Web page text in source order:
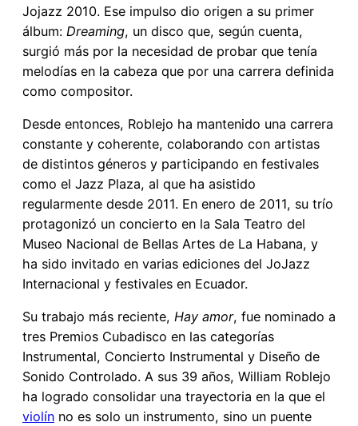
Jojazz 2010. Ese impulso dio origen a su primer
álbum: Dreaming, un disco que, según cuenta,
surgió más por la necesidad de probar que tenía
melodías en la cabeza que por una carrera definida
como compositor.
Desde entonces, Roblejo ha mantenido una carrera
constante y coherente, colaborando con artistas
de distintos géneros y participando en festivales
como el Jazz Plaza, al que ha asistido
regularmente desde 2011. En enero de 2011, su trío
protagonizó un concierto en la Sala Teatro del
Museo Nacional de Bellas Artes de La Habana, y
ha sido invitado en varias ediciones del JoJazz
Internacional y festivales en Ecuador.
Su trabajo más reciente, Hay amor, fue nominado a
tres Premios Cubadisco en las categorías
Instrumental, Concierto Instrumental y Diseño de
Sonido Controlado. A sus 39 años, William Roblejo
ha logrado consolidar una trayectoria en la que el
violín no es solo un instrumento, sino un puente